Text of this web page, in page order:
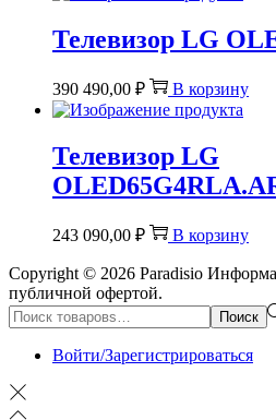
Телевизор LG
390 490,00 ₽ В корзину
Телевизор LG
243 090,00 ₽ В корзину
Copyright © 2026 Paradisio
публичной офертой.
Поиск:>
Поиск
Войти/Зарегистрироваться